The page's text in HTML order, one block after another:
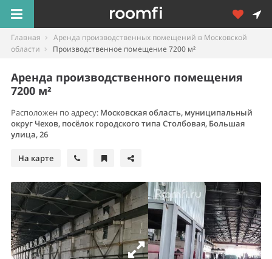
Главная
Аренда производственных помещений в Московской
области
Производственное помещение 7200 м²
Аренда производственного помещения
7200 м²
Расположен по адресу: Московская область, муниципальный
округ Чехов, посёлок городского типа Столбовая, Большая
улица, 26
На карте